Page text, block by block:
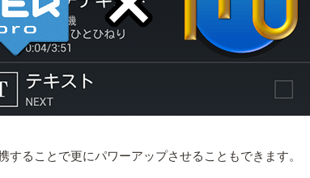
ることで更にパワーアップさせることもできます。